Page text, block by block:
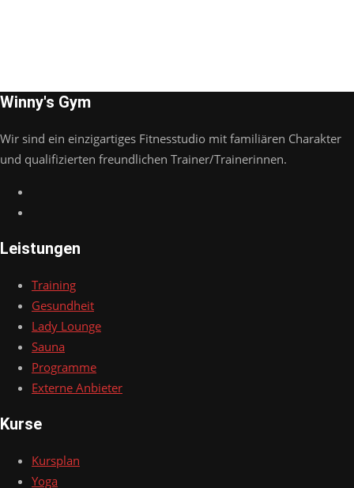
Winny's Gym
Wir sind ein einzigartiges Fitnesstudio mit familiären Charakter
und qualifizierten freundlichen Trainer/Trainerinnen.
Leistungen
Training
Gesundheit
Lady Lounge
Sauna
Programme
Externe Anbieter
Kurse
Kursplan
Yoga